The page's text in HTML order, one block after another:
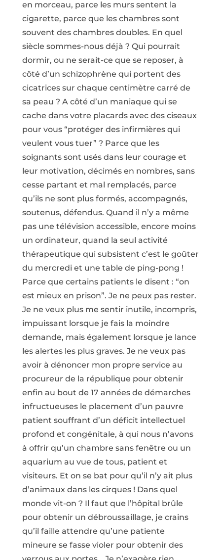
en morceau, parce les murs sentent la
cigarette, parce que les chambres sont
souvent des chambres doubles. En quel
siècle sommes-nous déjà ? Qui pourrait
dormir, ou ne serait-ce que se reposer, à
côté d’un schizophrène qui portent des
cicatrices sur chaque centimètre carré de
sa peau ? A côté d’un maniaque qui se
cache dans votre placards avec des ciseaux
pour vous “protéger des infirmières qui
veulent vous tuer” ? Parce que les
soignants sont usés dans leur courage et
leur motivation, décimés en nombres, sans
cesse partant et mal remplacés, parce
qu’ils ne sont plus formés, accompagnés,
soutenus, défendus. Quand il n’y a même
pas une télévision accessible, encore moins
un ordinateur, quand la seul activité
thérapeutique qui subsistent c’est le goûter
du mercredi et une table de ping-pong !
Parce que certains patients le disent : “on
est mieux en prison”. Je ne peux pas rester.
Je ne veux plus me sentir inutile, incompris,
impuissant lorsque je fais la moindre
demande, mais également lorsque je lance
les alertes les plus graves. Je ne veux pas
avoir à dénoncer mon propre service au
procureur de la république pour obtenir
enfin au bout de 17 années de démarches
infructueuses le placement d’un pauvre
patient souffrant d’un déficit intellectuel
profond et congénitale, à qui nous n’avons
à offrir qu’un chambre sans fenêtre ou un
aquarium au vue de tous, patient et
visiteurs. Et on se bat pour qu’il n’y ait plus
d’animaux dans les cirques ! Dans quel
monde vit-on ? Il faut que l’hôpital brûle
pour obtenir un débroussaillage, je crains
qu’il faille attendre qu’une patiente
mineure se fasse violer pour obtenir des